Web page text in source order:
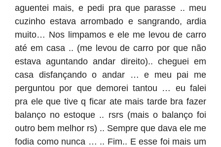
aguentei mais, e pedi pra que parasse .. meu
cuzinho estava arrombado e sangrando, ardia
muito… Nos limpamos e ele me levou de carro
até em casa .. (me levou de carro por que não
estava aguntando andar direito).. cheguei em
casa disfançando o andar … e meu pai me
perguntou por que demorei tantou … eu falei
pra ele que tive q ficar ate mais tarde bra fazer
balanço no estoque .. rsrs (mais o balanço foi
outro bem melhor rs) .. Sempre que dava ele me
fodia como nunca … .. Fim.. E esse foi mais um